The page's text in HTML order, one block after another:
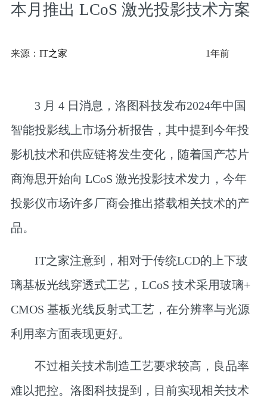
本月推出 LCoS 激光投影技术方案
来源： IT之家 1年前
3 月 4 日消息，洛图科技发布2024年中国
智能投影线上市场分析报告，其中提到今年投
影机技术和供应链将发生变化，随着国产芯片
商海思开始向 LCoS 激光投影技术发力，今年
投影仪市场许多厂商会推出搭载相关技术的产
品。
IT之家注意到，相对于传统LCD的上下玻
璃基板光线穿透式工艺，LCoS 技术采用玻璃+
CMOS 基板光线反射式工艺，在分辨率与光源
利用率方面表现更好。
不过相关技术制造工艺要求较高，良品率
难以把控。洛图科技提到，目前实现相关技术